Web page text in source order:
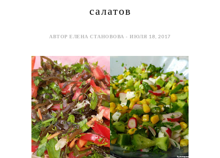
салатов
АВТОР ЕЛЕНА СТАНОВОВА - ИЮЛЯ 18, 2017